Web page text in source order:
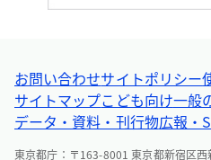
お問い合わせサイトポリシー
サイトマップこども向け一般
データ・資料・刊行物広報・
東京都庁：〒163-8001 東京都新宿区